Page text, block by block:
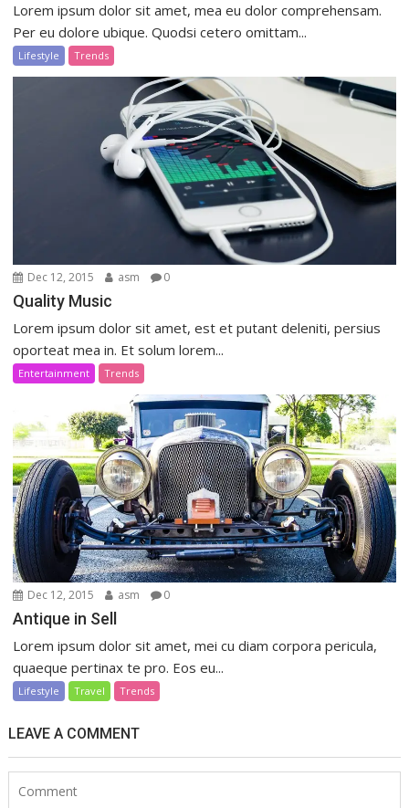
Lorem ipsum dolor sit amet, mea eu dolor comprehensam.
Per eu dolore ubique. Quodsi cetero omittam...
Lifestyle Trends
Dec 12, 2015 asm 0
Quality Music
Lorem ipsum dolor sit amet, est et putant deleniti, persius
oporteat mea in. Et solum lorem...
Entertainment Trends
Dec 12, 2015 asm 0
Antique in Sell
Lorem ipsum dolor sit amet, mei cu diam corpora pericula,
quaeque pertinax te pro. Eos eu...
Lifestyle Travel Trends
LEAVE A COMMENT